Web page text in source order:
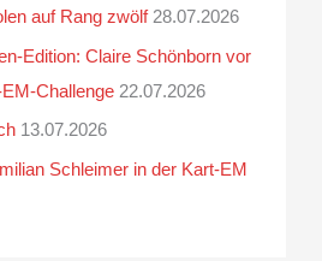
auf Rang zwölf 28.07.2026
Edition: Claire Schönborn vor
Challenge 22.07.2026
13.07.2026
Schleimer in der Kart-EM